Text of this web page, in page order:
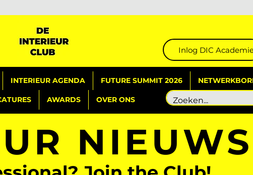
Inlog DIC
INTERIEUR AGENDA FUTURE SUMMIT 2026
AWARDS OVER ONS
NIEUWS